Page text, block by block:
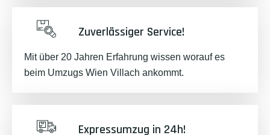
Zuverlässiger Service!
Mit über 20 Jahren Erfahrung wissen worauf es
beim Umzugs Wien Villach ankommt.
Expressumzug in 24h!